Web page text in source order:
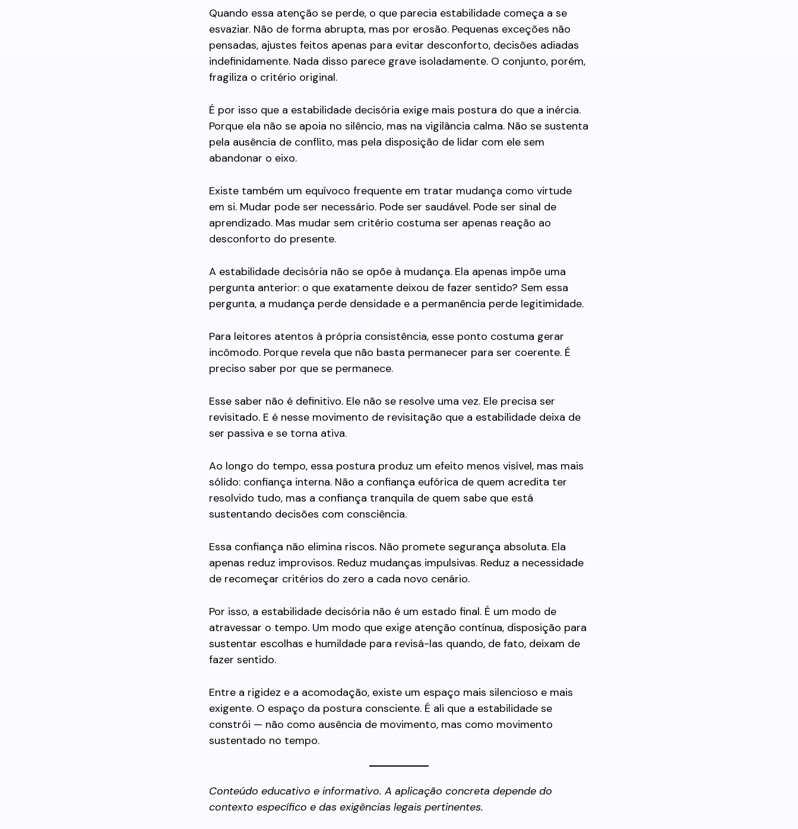
Quando essa atenção se perde, o que parecia estabilidade começa a se
esvaziar. Não de forma abrupta, mas por erosão. Pequenas exceções não
pensadas, ajustes feitos apenas para evitar desconforto, decisões adiadas
indefinidamente. Nada disso parece grave isoladamente. O conjunto, porém,
fragiliza o critério original.
É por isso que a estabilidade decisória exige mais postura do que a inércia.
Porque ela não se apoia no silêncio, mas na vigilância calma. Não se sustenta
pela ausência de conflito, mas pela disposição de lidar com ele sem
abandonar o eixo.
Existe também um equívoco frequente em tratar mudança como virtude
em si. Mudar pode ser necessário. Pode ser saudável. Pode ser sinal de
aprendizado. Mas mudar sem critério costuma ser apenas reação ao
desconforto do presente.
A estabilidade decisória não se opõe à mudança. Ela apenas impõe uma
pergunta anterior: o que exatamente deixou de fazer sentido? Sem essa
pergunta, a mudança perde densidade e a permanência perde legitimidade.
Para leitores atentos à própria consistência, esse ponto costuma gerar
incômodo. Porque revela que não basta permanecer para ser coerente. É
preciso saber por que se permanece.
Esse saber não é definitivo. Ele não se resolve uma vez. Ele precisa ser
revisitado. E é nesse movimento de revisitação que a estabilidade deixa de
ser passiva e se torna ativa.
Ao longo do tempo, essa postura produz um efeito menos visível, mas mais
sólido: confiança interna. Não a confiança eufórica de quem acredita ter
resolvido tudo, mas a confiança tranquila de quem sabe que está
sustentando decisões com consciência.
Essa confiança não elimina riscos. Não promete segurança absoluta. Ela
apenas reduz improvisos. Reduz mudanças impulsivas. Reduz a necessidade
de recomeçar critérios do zero a cada novo cenário.
Por isso, a estabilidade decisória não é um estado final. É um modo de
atravessar o tempo. Um modo que exige atenção contínua, disposição para
sustentar escolhas e humildade para revisá-las quando, de fato, deixam de
fazer sentido.
Entre a rigidez e a acomodação, existe um espaço mais silencioso e mais
exigente. O espaço da postura consciente. É ali que a estabilidade se
constrói — não como ausência de movimento, mas como movimento
sustentado no tempo.
Conteúdo educativo e informativo. A aplicação concreta depende do
contexto específico e das exigências legais pertinentes.